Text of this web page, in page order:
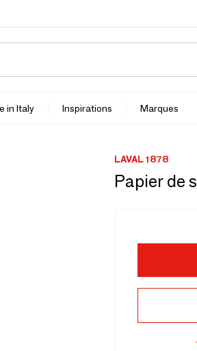
in Italy Inspirations Marques
LAVAL 1878
Papier de